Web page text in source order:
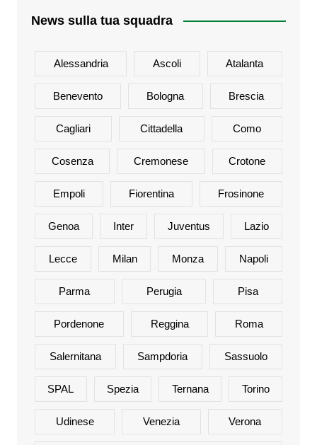
News sulla tua squadra
Alessandria Ascoli Atalanta
Benevento Bologna Brescia
Cagliari Cittadella Como
Cosenza Cremonese Crotone
Empoli Fiorentina Frosinone
Genoa Inter Juventus Lazio
Lecce Milan Monza Napoli
Parma Perugia Pisa
Pordenone Reggina Roma
Salernitana Sampdoria Sassuolo
SPAL Spezia Ternana Torino
Udinese Venezia Verona